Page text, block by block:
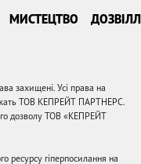
МИСТЕЦТВО
захищені. Усі права на
ТОВ КЕПРЕЙТ ПАРТНЕРС.
дозволу ТОВ «КЕПРЕЙТ
ресурсу гіперпосилання на